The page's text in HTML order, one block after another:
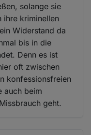
solange sie
ihre kriminellen
Widerstand da
bis in die
Denn es ist
oft zwischen
konfessionsfreien
auch beim
geht.